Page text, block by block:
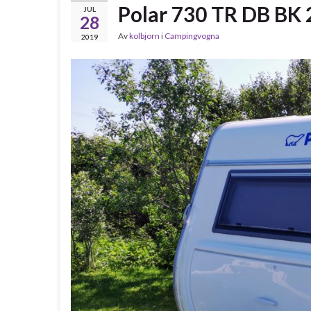
JUL
28
2019
Polar 730 TR DB BK
Avkolbjorn i Campingvogna